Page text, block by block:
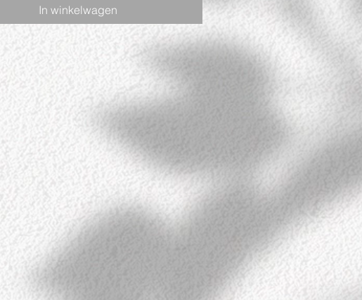
In winkelwagen